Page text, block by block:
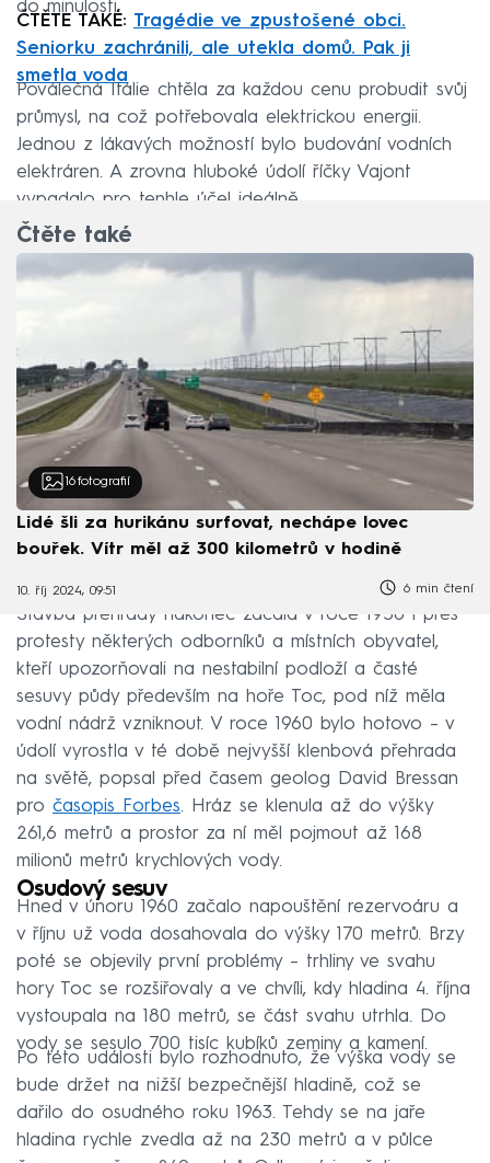
do minulosti.
ČTĚTE TAKÉ: Tragédie ve zpustošené obci.
Seniorku zachránili, ale utekla domů. Pak ji
smetla voda
Poválečná Itálie chtěla za každou cenu probudit svůj
průmysl, na což potřebovala elektrickou energii.
Jednou z lákavých možností bylo budování vodních
elektráren. A zrovna hluboké údolí říčky Vajont
vypadalo pro tenhle účel ideálně.
Čtěte také
16 fotografií
Lidé šli za hurikánu surfovat, nechápe lovec
bouřek. Vítr měl až 300 kilometrů v hodině
10. říj 2024, 09:51 6 min čtení
Stavba přehrady nakonec začala v roce 1956 i přes
protesty některých odborníků a místních obyvatel,
kteří upozorňovali na nestabilní podloží a časté
sesuvy půdy především na hoře Toc, pod níž měla
vodní nádrž vzniknout. V roce 1960 bylo hotovo – v
údolí vyrostla v té době nejvyšší klenbová přehrada
na světě, popsal před časem geolog David Bressan
pro časopis Forbes. Hráz se klenula až do výšky
261,6 metrů a prostor za ní měl pojmout až 168
milionů metrů krychlových vody.
Osudový sesuv
Hned v únoru 1960 začalo napouštění rezervoáru a
v říjnu už voda dosahovala do výšky 170 metrů. Brzy
poté se objevily první problémy – trhliny ve svahu
hory Toc se rozšiřovaly a ve chvíli, kdy hladina 4. října
vystoupala na 180 metrů, se část svahu utrhla. Do
vody se sesulo 700 tisíc kubíků zeminy a kamení.
Po této události bylo rozhodnuto, že výška vody se
bude držet na nižší bezpečnější hladině, což se
dařilo do osudného roku 1963. Tehdy se na jaře
hladina rychle zvedla až na 230 metrů a v půlce